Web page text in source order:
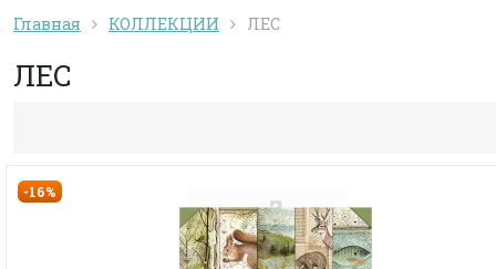
Главная КОЛЛЕКЦИИ ЛЕС
ЛЕС
-16%